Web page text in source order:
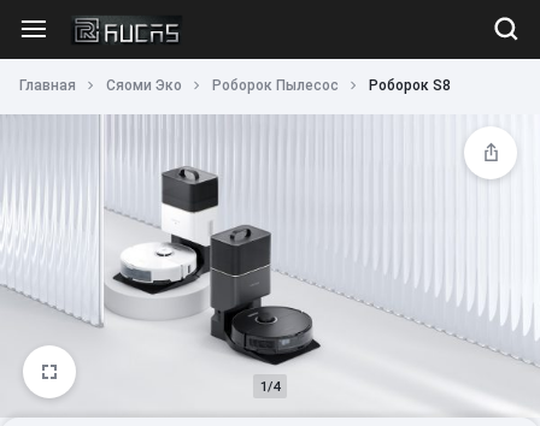
Главная Сяоми Эко Роборок Пылесос Роборок S8
1/4